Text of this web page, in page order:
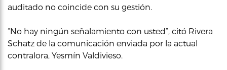
auditado no coincide con su gestión.
“No hay ningún señalamiento con usted”, citó Rivera
Schatz de la comunicación enviada por la actual
contralora, Yesmín Valdivieso.